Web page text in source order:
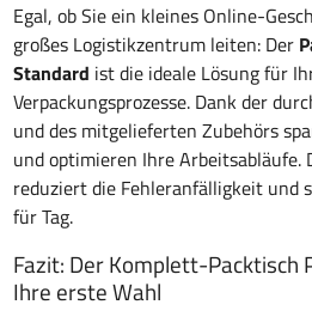
Egal, ob Sie ein kleines Online-
großes Logistikzentrum leiten: Der
Standard ist die ideale Lösung für
Verpackungsprozesse. Dank der
und des mitgelieferten Zubehörs
und optimieren Ihre Arbeitsabläufe.
reduziert die Fehleranfälligkeit und
für Tag.
Fazit: Der Komplett-Packtisch
Ihre erste Wahl